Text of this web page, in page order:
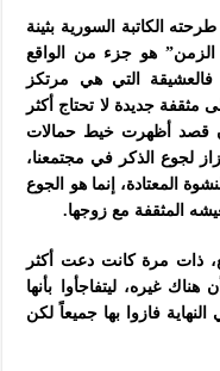
الكاتبة السورية بثينة
هو جزء من الواقع
فالعشيقة التي هي مرتكز
مثقفة جديدة لا تحتاج أكثر
قصد أظهرت خيط حمالات
لجوع الذكر في مجتمعنا،
المعتادة، إنما هو الجوع
المثقفة مع زوجها.
ذات مرة كانت دعت أكثر
غيره، ليتفاجأوا بأنها
فازوا بها جميعاً لكن